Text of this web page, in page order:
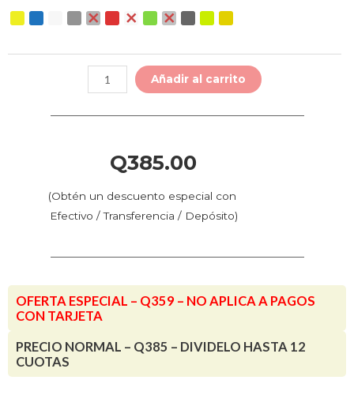
Plancha
Acrílico
244
3mm
Colores
Añadir al carrito
Q385.00
(Obtén un descuento especial con
Efectivo / Transferencia / Depósito)
OFERTA ESPECIAL – Q359 – NO APLICA A PAGOS
CON TARJETA
PRECIO NORMAL – Q385 – DIVIDELO HASTA 12
CUOTAS